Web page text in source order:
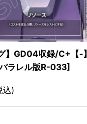
】GD04収録/C+【-】
ラレル版R-033]
込)